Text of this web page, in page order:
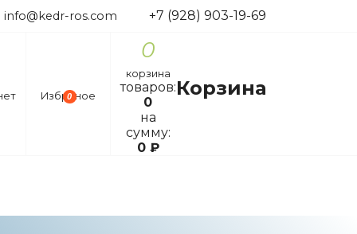
info@kedr-ros.com +7 (928) 903-19-69
0
Избраное
0
корзина
товаров:
0
на
сумму:
0 ₽
Корзина